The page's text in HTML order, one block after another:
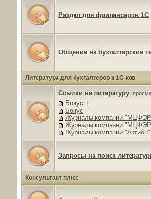
Раздел для фрилансеров 1С
Общение на бухгалтерские
Литература для бухгалтеров и 1С-ков
Ссылки на литературу
Бонус +
Бонус
Журналы компании
Журналы компании
Журналы компании "Актион"
Запросы на поиск
Консультант плюс